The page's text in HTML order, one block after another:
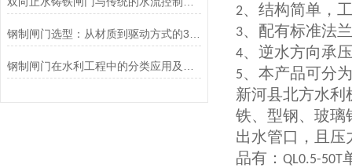
2、结构简单，
3、配有标准法
4、逆水方向承
5、本产品可分
新河县北方水利
铁、型钢、玻璃
出水管口，且压
品有： QL0.5-50T